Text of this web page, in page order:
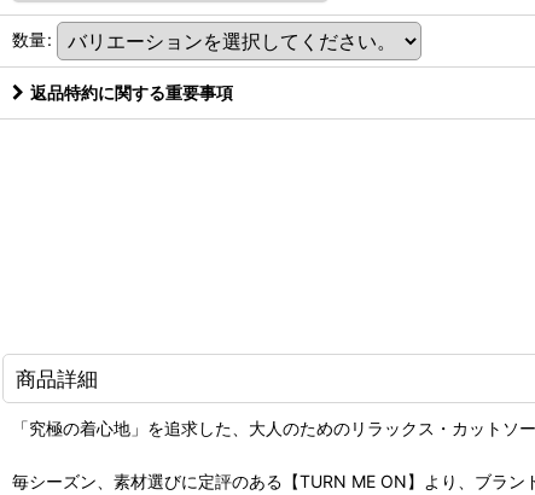
数量:
返品特約に関する重要事項
商品詳細
「究極の着心地」を追求した、大人のためのリラックス・カットソー
毎シーズン、素材選びに定評のある【TURN ME ON】より、ブラ